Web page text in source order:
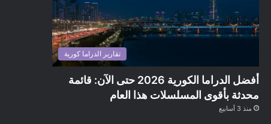
تقارير الدراما كورية
أفضل الدراما الكورية 2026 حتى الآن: قائمة
محدثة بأقوى المسلسلات هذا العام
منذ 3 أسابيع